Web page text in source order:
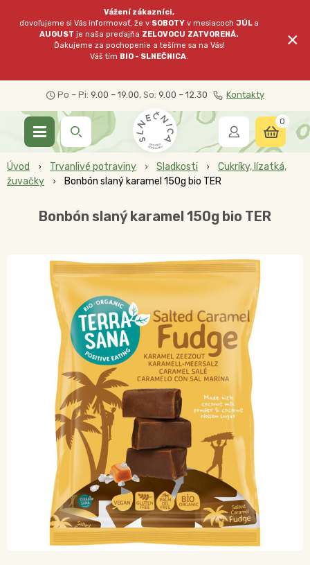
Vážení zákazníci,
dovoľujeme si Vás informovať, že v SOBOTY v mesiacochJÚL a
AUGUST je naša predajňa ZELOVOCU ZATVORENÁ.
Ďakujeme za pochopenie a tešíme sa na Vás!
Váš tím BIO - SLNEČNICA.
×
Po – Pi: 9.00 – 19.00, So: 9.00 – 12.30 Kontakty
0
Úvod Trvanlivé potraviny Sladkosti
Cukríky, lízatká,
žuvačky
Bonbón slaný karamel 150g bio TER
Bonbón slaný karamel 150g bio TER